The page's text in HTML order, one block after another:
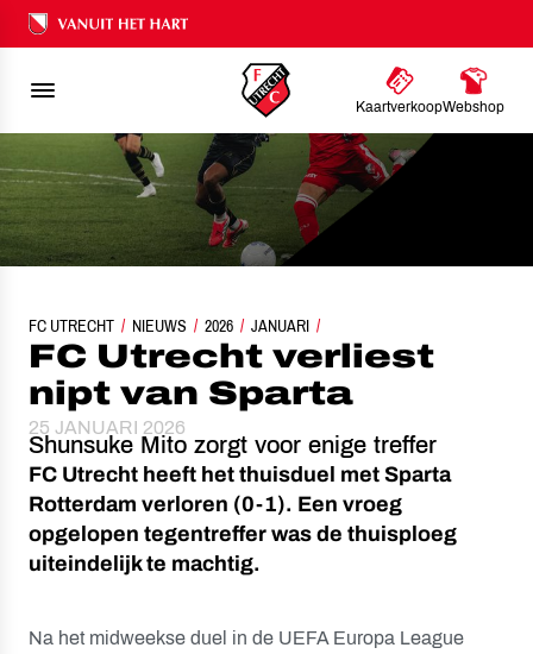
Ons nalatenschap
KaartverkoopWebshop
FC UTRECHT NIEUWS 2026 JANUARI
FC UTRECHT VERLIEST NIPT VAN SPARTA
FC Utrecht verliest
nipt van Sparta
25 JANUARI 2026
Shunsuke Mito zorgt voor enige treffer
FC Utrecht heeft het thuisduel met Sparta
Rotterdam verloren (0-1). Een vroeg
opgelopen tegentreffer was de thuisploeg
uiteindelijk te machtig.
Na het midweekse duel in de UEFA Europa League